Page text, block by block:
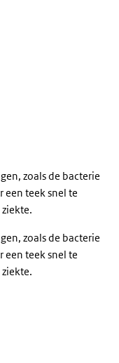
zoals de bacterie
een teek snel te
zoals de bacterie
een teek snel te